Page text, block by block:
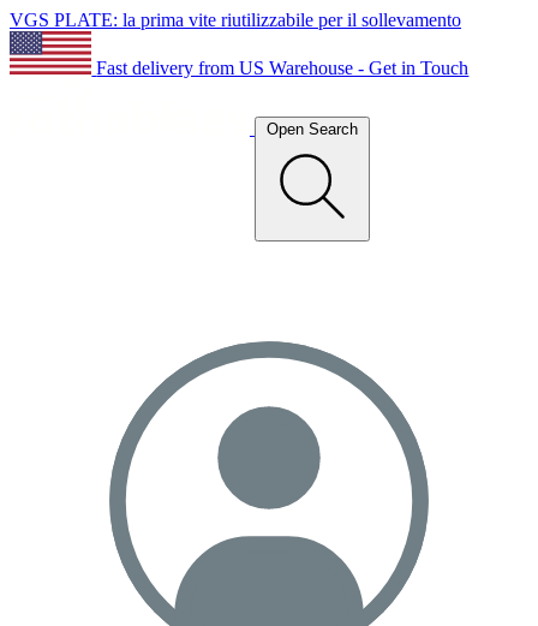
VGS PLATE: la prima vite riutilizzabile per il sollevamento
Fast delivery from US Warehouse - Get in Touch
Open Search